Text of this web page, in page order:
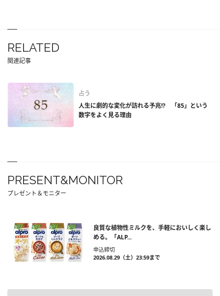
RELATED
関連記事
占う
人生に劇的な変化が訪れる予兆!? 「85」という
数字をよく見る理由
PRESENT&MONITOR
プレゼント＆モニター
良質な植物性ミルクを、手軽においしく楽し
める。「ALP...
申込締切
2026.08.29（土）23:59まで